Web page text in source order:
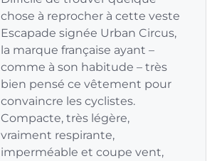
chose à reprocher à cette veste
Escapade signée Urban Circus,
la marque française ayant –
comme à son habitude – très
bien pensé ce vêtement pour
convaincre les cyclistes.
Compacte, très légère,
vraiment respirante,
imperméable et coupe vent,